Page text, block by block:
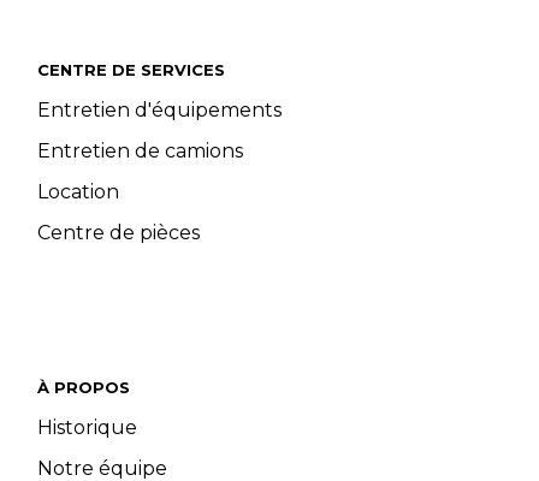
CENTRE DE SERVICES
Entretien d'équipements
Entretien de camions
Location
Centre de pièces
À PROPOS
Historique
Notre équipe